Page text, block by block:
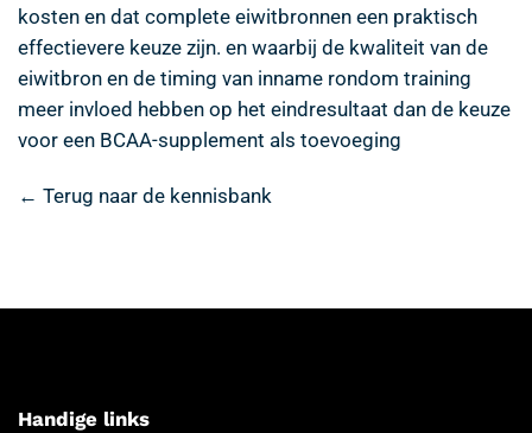
kosten en dat complete eiwitbronnen een praktisch
effectievere keuze zijn. en waarbij de kwaliteit van de
eiwitbron en de timing van inname rondom training
meer invloed hebben op het eindresultaat dan de keuze
voor een BCAA-supplement als toevoeging
← Terug naar de kennisbank
Handige links